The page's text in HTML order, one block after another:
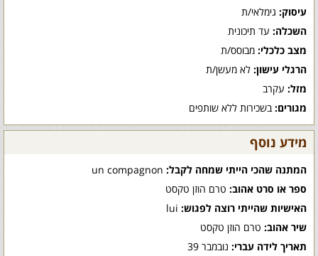
עיסוק: גימלאי/ת
השכלה: עד תיכונית
מצב כלכלי: מבוסס/ת
הרגלי עישון: לא מעשן/ת
מזל: עקרב
מגורים: בשכירות ללא שותפים
מידע נוסף
המתנה שהכי הייתי שמחה לקבל: un compagnon
ספר או סרט אהוב: טרם הוזן טקסט
האישיות שהייתי רוצה לפגוש: lui
שיר אהוב: טרם הוזן טקסט
תאריך לידה עברי: נובמבר 39